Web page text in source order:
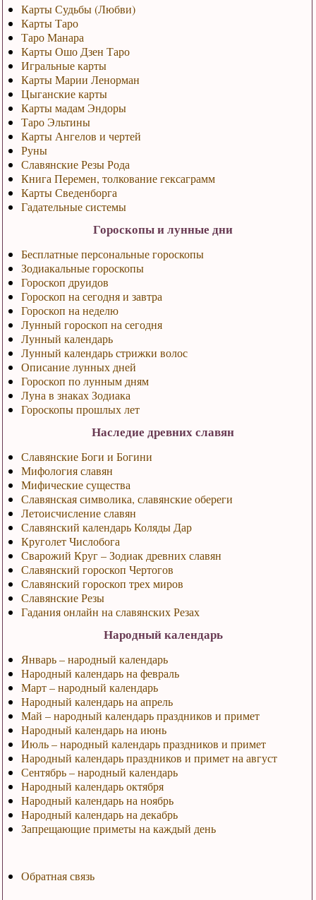
Карты Судьбы (Любви)
Карты Таро
Таро Манара
Карты Ошо Дзен Таро
Игральные карты
Карты Марии Ленорман
Цыганские карты
Карты мадам Эндоры
Таро Эльтины
Карты Ангелов и чертей
Руны
Славянские Резы Рода
Книга Перемен, толкование гексаграмм
Карты Сведенборга
Гадательные системы
Гороскопы и лунные дни
Бесплатные персональные гороскопы
Зодиакальные гороскопы
Гороскоп друидов
Гороскоп на сегодня и завтра
Гороскоп на неделю
Лунный гороскоп на сегодня
Лунный календарь
Лунный календарь стрижки волос
Описание лунных дней
Гороскоп по лунным дням
Луна в знаках Зодиака
Гороскопы прошлых лет
Наследие древних славян
Славянские Боги и Богини
Мифология славян
Мифические существа
Славянская символика, славянские обереги
Летоисчисление славян
Славянский календарь Коляды Дар
Круголет Числобога
Сварожий Круг – Зодиак древних славян
Славянский гороскоп Чертогов
Славянский гороскоп трех миров
Славянские Резы
Гадания онлайн на славянских Резах
Народный календарь
Январь – народный календарь
Народный календарь на февраль
Март – народный календарь
Народный календарь на апрель
Май – народный календарь праздников и примет
Народный календарь на июнь
Июль – народный календарь праздников и примет
Народный календарь праздников и примет на август
Сентябрь – народный календарь
Народный календарь октября
Народный календарь на ноябрь
Народный календарь на декабрь
Запрещающие приметы на каждый день
Обратная связь